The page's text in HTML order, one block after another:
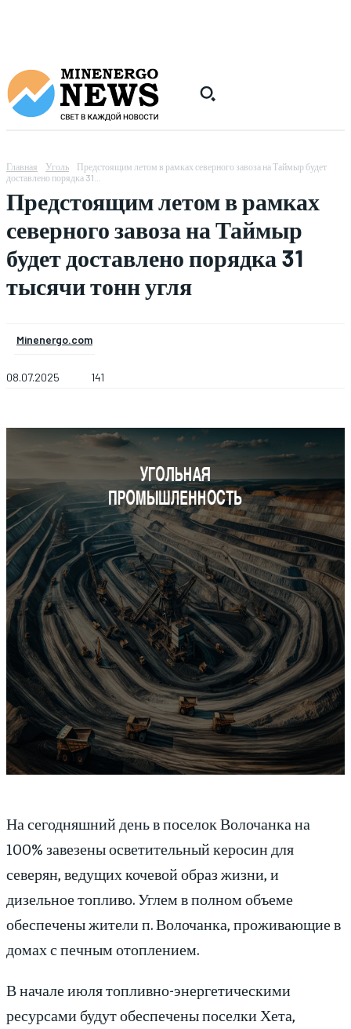
Главная Уголь
Предстоящим летом в рамках северного завоза на Таймыр будет
доставлено порядка 31...
Предстоящим летом в рамках
северного завоза на Таймыр
будет доставлено порядка 31
тысячи тонн угля
Minenergo.com
08.07.2025 141
На сегодняшний день в поселок Волочанка на
100% завезены осветительный керосин для
северян, ведущих кочевой образ жизни, и
дизельное топливо. Углем в полном объеме
обеспечены жители п. Волочанка, проживающие в
домах с печным отоплением.
В начале июля топливно-энергетическими
ресурсами будут обеспечены поселки Хета,